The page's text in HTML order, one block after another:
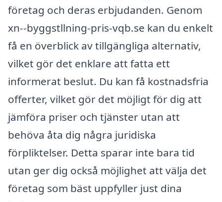
företag och deras erbjudanden. Genom
xn--byggstllning-pris-vqb.se kan du enkelt
få en överblick av tillgängliga alternativ,
vilket gör det enklare att fatta ett
informerat beslut. Du kan få kostnadsfria
offerter, vilket gör det möjligt för dig att
jämföra priser och tjänster utan att
behöva åta dig några juridiska
förpliktelser. Detta sparar inte bara tid
utan ger dig också möjlighet att välja det
företag som bäst uppfyller just dina